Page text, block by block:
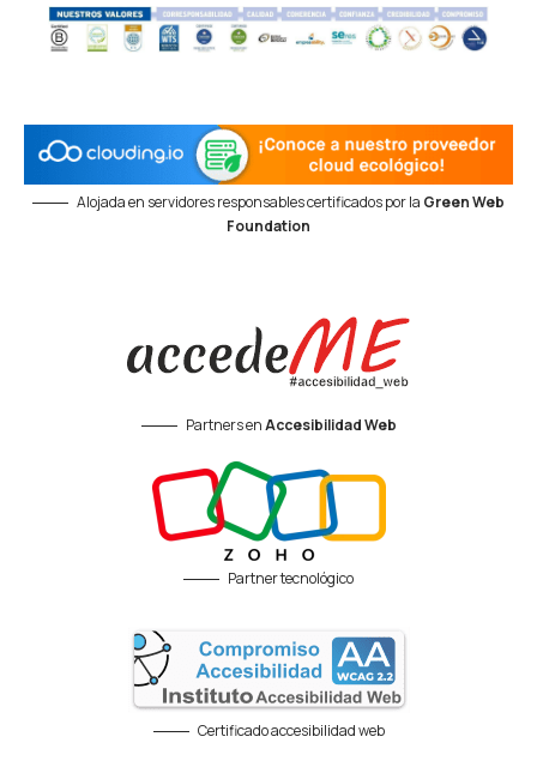
Alojada en servidores responsables certificados por la Green Web
Foundation
Partners enAccesibilidad Web
Partner tecnológico
Certificado accesibilidad web